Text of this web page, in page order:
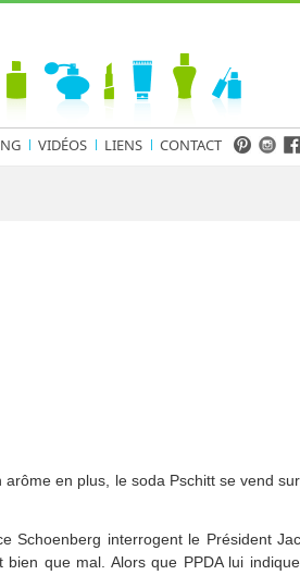
VIDÉOS LIENS CONTACT
en plus, le soda Pschitt se vend
Schoenberg interrogent le Président
que mal. Alors que PPDA lui indique